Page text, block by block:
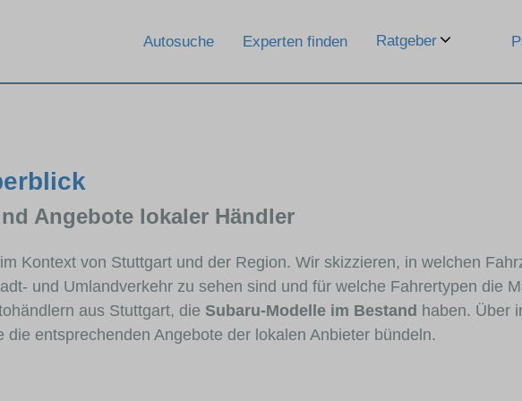
Autosuche Experten finden Ratgeber
Angebote lokaler Händler
Kontext von Stuttgart und der Region. Wir skizzieren, in welchen
und Umlandverkehr zu sehen sind und für welche Fahrertypen die
aus Stuttgart, die Subaru-Modelle im Bestand haben. Über
die entsprechenden Angebote der lokalen Anbieter bündeln.